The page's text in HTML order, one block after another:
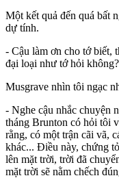
Một kết quả đến quá bất
dự tính.
- Cậu làm ơn cho tớ biết,
đại loại như tớ hỏi
Musgrave nhìn tôi ngạc
- Nghe cậu nhắc chuyện
tháng Brunton có hỏi tôi
rằng, có một trận cãi vã,
khác... Điều này, chứng
lên mặt trời, trời đã
mặt trời sẽ nằm chếch